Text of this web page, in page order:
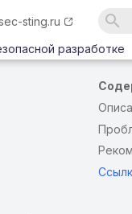
sting.ru
разработке